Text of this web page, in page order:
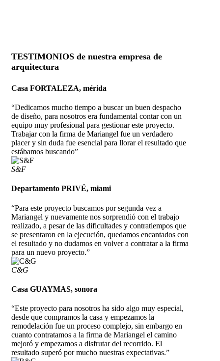
TESTIMONIOS de nuestra empresa de
arquitectura
Casa FORTALEZA, mérida
“Dedicamos mucho tiempo a buscar un buen despacho
de diseño, para nosotros era fundamental contar con un
equipo muy profesional para gestionar este proyecto.
Trabajar con la firma de Mariangel fue un verdadero
placer y sin duda fue esencial para llorar el resultado que
estábamos buscando”
S&F
Departamento PRIVÉ, miami
“Para este proyecto buscamos por segunda vez a
Mariangel y nuevamente nos sorprendió con el trabajo
realizado, a pesar de las dificultades y contratiempos que
se presentaron en la ejecución, quedamos encantados con
el resultado y no dudamos en volver a contratar a la firma
para un nuevo proyecto.”
C&G
Casa GUAYMAS, sonora
“Este proyecto para nosotros ha sido algo muy especial,
desde que compramos la casa y empezamos la
remodelación fue un proceso complejo, sin embargo en
cuanto contratamos a la firma de Mariangel el camino
mejoró y empezamos a disfrutar del recorrido. El
resultado superó por mucho nuestras expectativas.”